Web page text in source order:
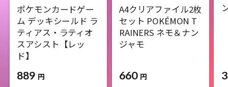
ポケモンカードゲー
ム デッキシールド ラ
ティアス・ラティオ
スアシスト【レッ
ド】
889 円
A4クリアファイル2枚
セット POKÉMON T
RAINERS ネモ＆ナン
ジャモ
660 円